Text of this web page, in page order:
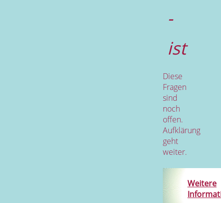
-
ist
Diese
Fragen
sind
noch
offen.
Aufklärung
geht
weiter.
Weitere